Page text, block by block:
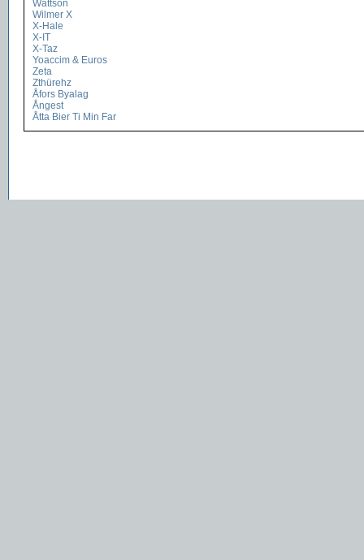
Wattson
Wilmer X
X-Hale
X-IT
X-Taz
Yoaccim & Euros
Zeta
Zthürehz
Åfors Byalag
Ångest
Åtta Bier Ti Min Far